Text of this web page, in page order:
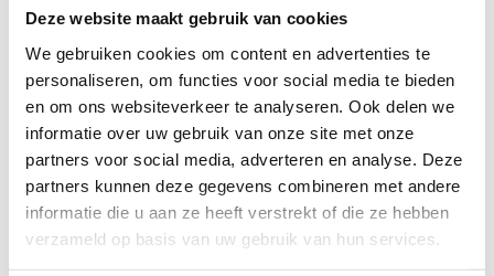
Deze website maakt gebruik van cookies
We gebruiken cookies om content en advertenties te
personaliseren, om functies voor social media te bieden
en om ons websiteverkeer te analyseren. Ook delen we
informatie over uw gebruik van onze site met onze
partners voor social media, adverteren en analyse. Deze
partners kunnen deze gegevens combineren met andere
informatie die u aan ze heeft verstrekt of die ze hebben
verzameld op basis van uw gebruik van hun services.
Veralux Heerlen zwart deurkruk bestaat uit:
+ Twee zwarte deurkrukken met veer
+ Twee zwarte langschilden met sleutelgat